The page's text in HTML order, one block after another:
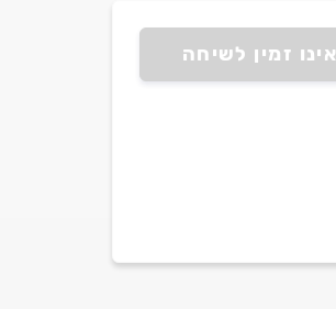
אינו זמין לשיחה